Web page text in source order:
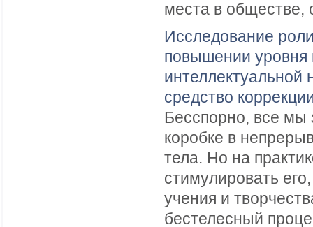
места в обществе,
Исследование
повышении уровня
интеллектуальной
средство
Бесспорно, все мы
коробке в
тела. Но на
стимулировать
учения и
бестелесный